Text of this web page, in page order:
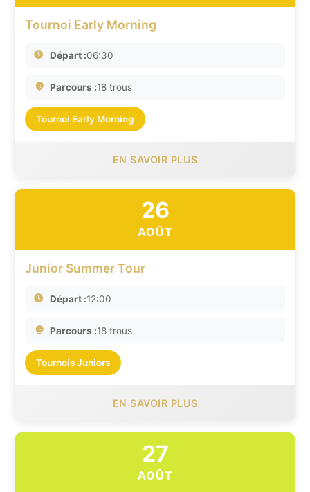
Tournoi Early Morning
Départ :06:30
Parcours :18 trous
Tournoi Early Morning
EN SAVOIR PLUS
26
AOÛT
Junior Summer Tour
Départ :12:00
Parcours :18 trous
Tournois Juniors
EN SAVOIR PLUS
27
AOÛT